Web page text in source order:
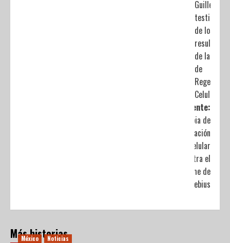
Guillermo
testimonio
de los
resultados
de la
de
Celular
Siguiente:
Terapia de
Regeneración
Celular
contra el
Síndrome de
Moebius
Más historias
México Noticias